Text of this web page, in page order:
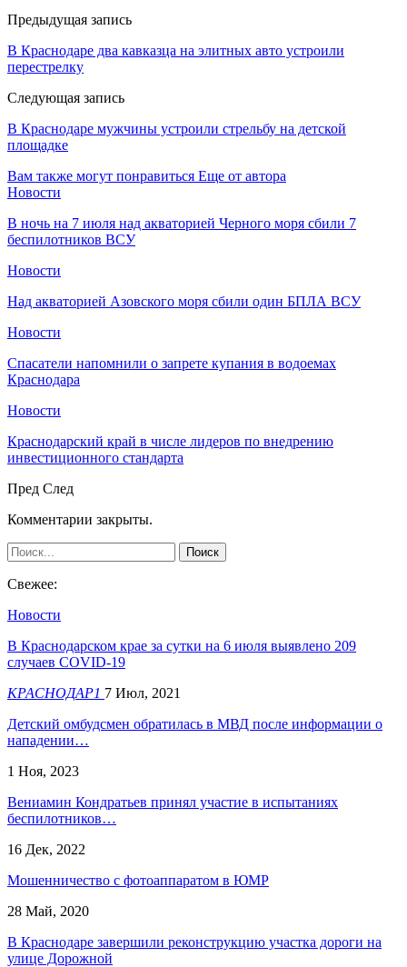
Предыдущая запись
В Краснодаре два кавказца на элитных авто устроили
перестрелку
Следующая запись
В Краснодаре мужчины устроили стрельбу на детской
площадке
Вам также могут понравиться Еще от автора
Новости
В ночь на 7 июля над акваторией Черного моря сбили 7
беспилотников ВСУ
Новости
Над акваторией Азовского моря сбили один БПЛА ВСУ
Новости
Спасатели напомнили о запрете купания в водоемах
Краснодара
Новости
Краснодарский край в числе лидеров по внедрению
инвестиционного стандарта
Пред След
Комментарии закрыты.
Свежее:
Новости
В Краснодарском крае за сутки на 6 июля выявлено 209
случаев COVID-19
КРАСНОДАР1 7 Июл, 2021
Детский омбудсмен обратилась в МВД после информации о
нападении…
1 Ноя, 2023
​Вениамин Кондратьев принял участие в испытаниях
беспилотников…
16 Дек, 2022
Мошенничество с фотоаппаратом в ЮМР
28 Май, 2020
В Краснодаре завершили реконструкцию участка дороги на
улице Дорожной